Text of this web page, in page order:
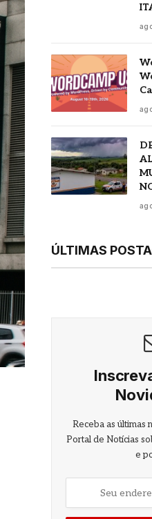
ÚLTIMAS
Receba as últimas
Portal de Notícias
e